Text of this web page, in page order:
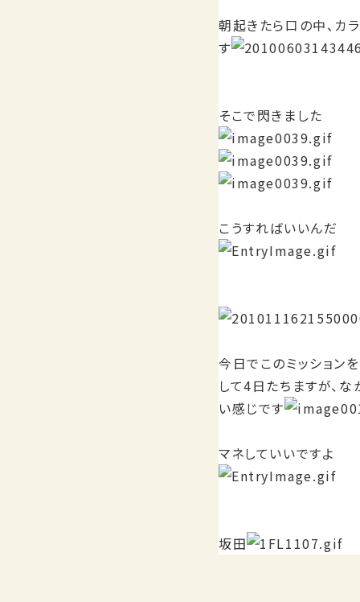
朝起きたら口の中、カ
す
そこで閃きました
こうすればいいんだ
今日でこのミッション
して4日たちますが、
い感じです
マネしていいですよ
坂田